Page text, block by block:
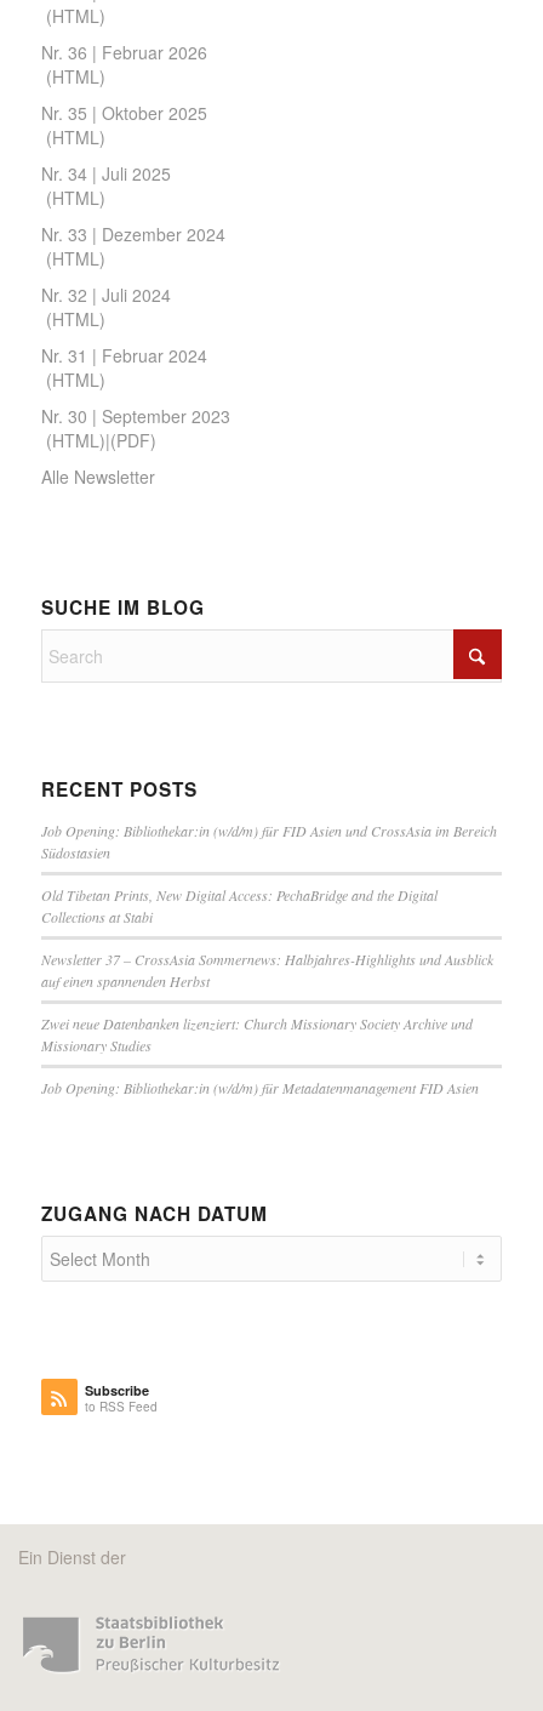
(HTML )
Nr. 36 | Februar 2026
(HTML )
Nr. 35 | Oktober 2025
(HTML )
Nr. 34 | Juli 2025
(HTML )
Nr. 33 | Dezember 2024
(HTML )
Nr. 32 | Juli 2024
(HTML )
Nr. 31 | Februar 2024
(HTML )
Nr. 30 | September 2023
(HTML )|(PDF)
Alle Newsletter
SUCHE IM BLOG
RECENT POSTS
Job Opening: Bibliothekar:in (w/d/m) für FID Asien und CrossAsia im Bereich
Südostasien
Old Tibetan Prints, New Digital Access: PechaBridge and the Digital
Collections at Stabi
Newsletter 37 – CrossAsia Sommernews: Halbjahres-Highlights und Ausblick
auf einen spannenden Herbst
Zwei neue Datenbanken lizenziert: Church Missionary Society Archive und
Missionary Studies
Job Opening: Bibliothekar:in (w/d/m) für Metadatenmanagement FID Asien
ZUGANG NACH DATUM
Subscribe
to RSS Feed
Ein Dienst der